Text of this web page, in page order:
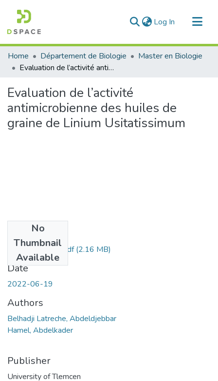
Log In (current)
Communities & Collections
All of DSpace
Home Département de Biologie
Master en Biologie
Evaluation de l’activité antimicrobienne des huiles de graine de Linium Usitatissimum
Evaluation de l’activité
antimicrobienne des huiles de
graine de Linium Usitatissimum
No
Thumbnail
Available
belhadji@hamel.pdf(2.16 MB)
Date
2022-06-19
Authors
Belhadji Latreche, Abdeldjebbar
Hamel, Abdelkader
Publisher
University of Tlemcen